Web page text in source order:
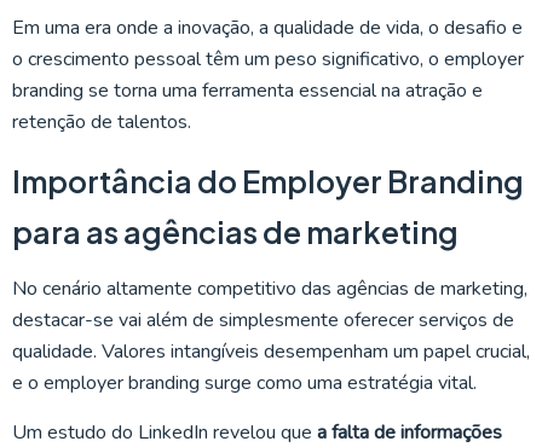
Em uma era onde a inovação, a qualidade de vida, o desafio e
o crescimento pessoal têm um peso significativo, o employer
branding se torna uma ferramenta essencial na atração e
retenção de talentos.
Importância do Employer Branding
para as agências de marketing
No cenário altamente competitivo das agências de marketing,
destacar-se vai além de simplesmente oferecer serviços de
qualidade. Valores intangíveis desempenham um papel crucial,
e o employer branding surge como uma estratégia vital.
Um estudo do LinkedIn revelou que a falta de informações